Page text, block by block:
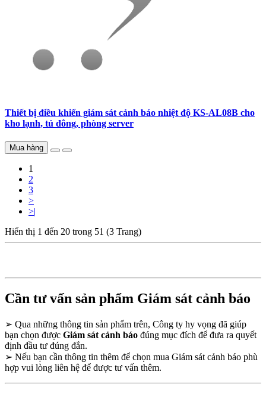
Thiết bị điều khiển giám sát cảnh báo nhiệt độ KS-AL08B cho
kho lạnh, tủ đông, phòng server
Mua hàng
1
2
3
>
>|
Hiển thị 1 đến 20 trong 51 (3 Trang)
Cần tư vấn sản phẩm Giám sát cảnh báo
➢ Qua những thông tin sản phẩm trên, Công ty hy vọng đã giúp
bạn chọn được Giám sát cảnh báo đúng mục đích để đưa ra quyết
định đầu tư đúng đắn.
➢ Nếu bạn cần thông tin thêm để chọn mua Giám sát cảnh báo phù
hợp vui lòng liên hệ để được tư vấn thêm.